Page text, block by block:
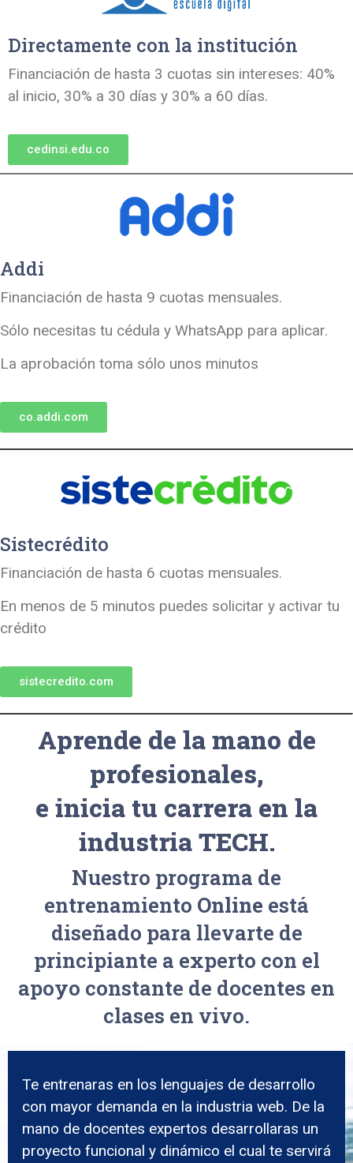
Directamente con la institución
Financiación de hasta 3 cuotas sin intereses: 40%
al inicio, 30% a 30 días y 30% a 60 días.
cedinsi.edu.co
Addi
Financiación de hasta 9 cuotas mensuales.
Sólo necesitas tu cédula y WhatsApp para aplicar.
La aprobación toma sólo unos minutos
co.addi.com
Sistecrédito
Financiación de hasta 6 cuotas mensuales.
En menos de 5 minutos puedes solicitar y activar tu
crédito
sistecredito.com
Aprende de la mano de
profesionales,
e inicia tu carrera en la
industria TECH.
Nuestro programa de
entrenamiento Online está
diseñado para llevarte de
principiante a experto con el
apoyo constante de docentes en
clases en vivo.
Te entrenaras en los lenguajes de desarrollo
con mayor demanda en la industria web. De la
mano de docentes expertos desarrollaras un
proyecto funcional y dinámico el cual te servirá